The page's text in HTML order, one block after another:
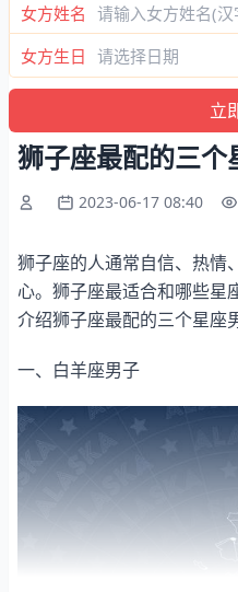
女方姓名
女方生日
狮子座最配的三
2023-06-17 08:40
狮子座的人通常自信、热情
心。狮子座最适合和哪些星
介绍狮子座最配的三个星座
一、白羊座男子